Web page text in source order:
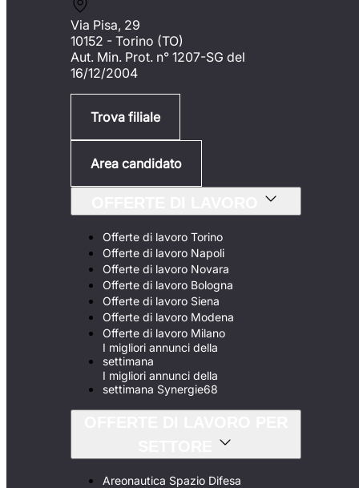
Via Pisa, 29
10152 - Torino (TO)
Aut. Min. Prot. n° 1207-SG del
16/12/2004
Trova filiale
Area candidato
Offerte di lavoro Torino
Offerte di lavoro Napoli
Offerte di lavoro Novara
Offerte di lavoro Bologna
Offerte di lavoro Siena
Offerte di lavoro Modena
Offerte di lavoro Milano
I migliori annunci della
settimana
I migliori annunci della
settimana Synergie68
Areonautica Spazio Difesa